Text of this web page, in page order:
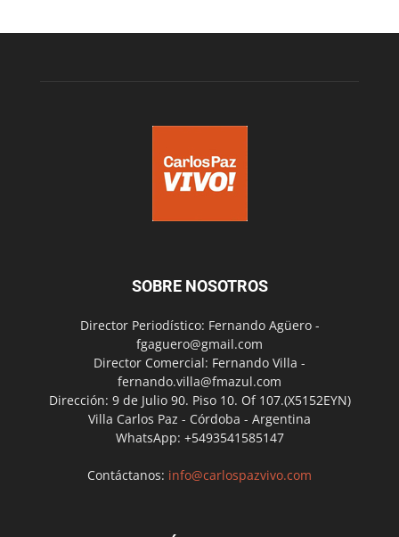
SOBRE NOSOTROS
Director Periodístico: Fernando Agüero -
fgaguero@gmail.com
Director Comercial: Fernando Villa -
fernando.villa@fmazul.com
Dirección: 9 de Julio 90. Piso 10. Of 107.(X5152EYN)
Villa Carlos Paz - Córdoba - Argentina
WhatsApp: +5493541585147
Contáctanos: info@carlospazvivo.com